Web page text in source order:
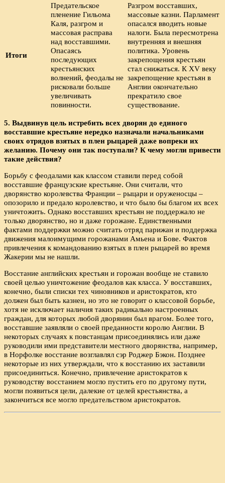
Итоги
Предательское
пленение Гильома
Каля, разгром и
массовая расправа
над восставшими.
Опасаясь
последующих
крестьянских
волнений, феодалы не
рисковали больше
увеличивать
повинности.
Разгром восставших,
массовые казни. Парламент
опасался вводить новые
налоги. Была пересмотрена
внутренняя и внешняя
политика. Уровень
закрепощения крестьян
стал снижаться. К XV веку
закрепощение крестьян в
Англии окончательно
прекратило свое
существование.
5. Выдвинув цель истребить всех дворян до единого
восставшие крестьяне нередко назначали начальниками
своих отрядов взятых в плен рыцарей даже вопреки их
желанию. Почему они так поступали? К чему могли привести
такие действия?
Борьбу с феодалами как классом ставили перед собой
восставшие французские крестьяне. Они считали, что
дворянство королевства Франции – рыцари и оруженосцы –
опозорило и предало королевство, и что было бы благом их всех
уничтожить. Однако восставших крестьян не поддержало не
только дворянство, но и даже горожане. Единственными
фактами поддержки можно считать отряд парижан и поддержка
движения малоимущими горожанами Амьена и Бове. Фактов
привлечения к командованию взятых в плен рыцарей во время
Жакерии мы не нашли.
Восстание английских крестьян и горожан вообще не ставило
своей целью уничтожение феодалов как класса. У восставших,
конечно, были списки тех чиновников и аристократов, кто
должен был быть казнен, но это не говорит о классовой борьбе,
хотя не исключает наличия таких радикально настроенных
граждан, для которых любой дворянин был врагом. Более того,
восставшие заявляли о своей преданности королю Англии. В
некоторых случаях к повстанцам присоединялись или даже
руководили ими представители местного дворянства, например,
в Норфолке восстание возглавлял сэр Роджер Бэкон. Позднее
некоторые из них утверждали, что к восстанию их заставили
присоединиться. Конечно, привлечение аристократов к
руководству восстанием могло пустить его по другому пути,
могли появиться цели, далекие от целей крестьянства, а
закончиться все могло предательством аристократов.